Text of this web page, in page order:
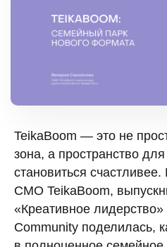
TeikaBoom — это не
зона, а пространство
становиться
СМО TeikaBoom,
«Креативное лидерство»
Community поделилась,